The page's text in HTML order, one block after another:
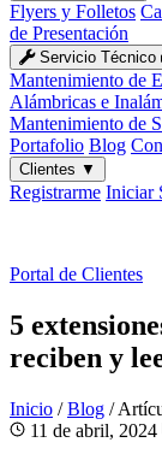
Flyers y Folletos
de Presentación
Servicio Técnico
Mantenimiento de
Alámbricas e
Mantenimiento de
Portafolio Blog
Clientes ▼
Registrarme Iniciar
Portal de Clientes
5
reciben y
Inicio / Blog /
11 de abril, 2024